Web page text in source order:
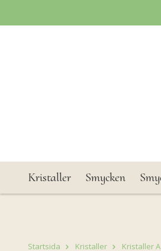
Kristaller Smycken
Startsida Kristaller Kristaller A